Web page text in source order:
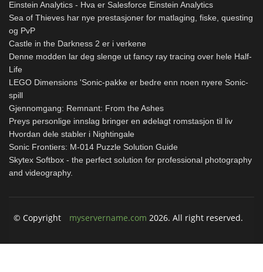
Einstein Analytics - Hva er Salesforce Einstein Analytics
Sea of ​​Thieves har nye prestasjoner for matlaging, fiske, questing
og PvP
Castle in the Darkness 2 er i verkene
Denne modden lar deg slenge ut fancy ray tracing over hele Half-
Life
LEGO Dimensions 'Sonic-pakke er bedre enn noen nyere Sonic-
spill
Gjennomgang: Remnant: From the Ashes
Preys personlige innslag bringer en ødelagt romstasjon til liv
Hvordan dele stabler i Nightingale
Sonic Frontiers: M-014 Puzzle Solution Guide
Skytex Softbox - the perfect solution for professional photography
and videography.
© Copyright myservername.com 2026. All right reserved.